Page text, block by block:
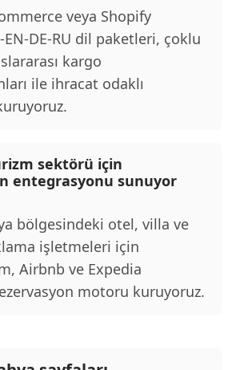
veya Shopify
EN-DE-RU dil paketleri, çoklu
kargo
ile ihracat odaklı
sektörü için
entegrasyonu sunuyor
bölgesindeki otel, villa ve
işletmeleri için
Airbnb ve Expedia
motoru kuruyoruz.